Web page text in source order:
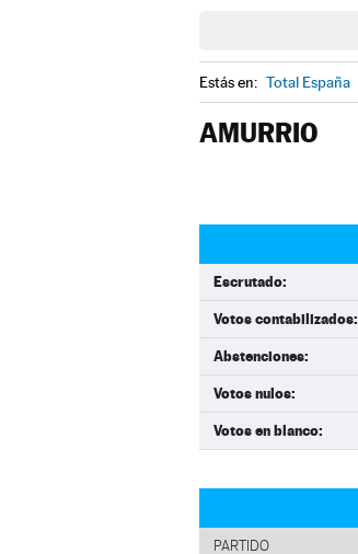
Estás en: Total España
AMURRIO
Escrutado:
Votos contabilizados:
Abstenciones:
Votos nulos:
Votos en blanco:
PARTIDO